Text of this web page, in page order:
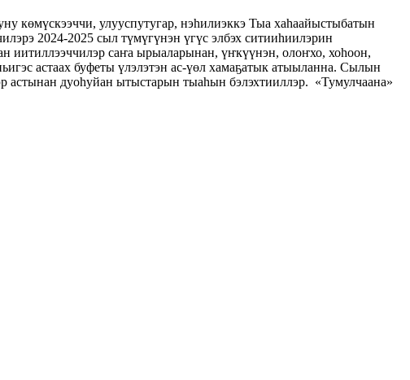
улууспутугар, нэһилиэккэ Тыа хаһаайыстыбатын
2024-2025 сыл түмүгүнэн үгүс элбэх ситииһиилэрин
иитиллээччилэр саҥа ырыаларынан, үҥкүүнэн, олоҥхо, хоһоон,
астаах буфеты үлэлэтэн ас-үөл хамаҕатык атыыланна. Сылын
астынан дуоһуйан ытыстарын тыаһын бэлэхтииллэр. «Тумулчаана»